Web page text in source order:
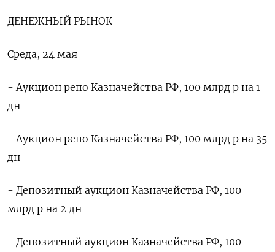
ДЕНЕЖНЫЙ РЫНОК
Среда, 24 мая
- Аукцион репо Казначейства РФ, 100 млрд р на 1
дн
- Аукцион репо Казначейства РФ, 100 млрд р на 35
дн
- Депозитный аукцион Казначейства РФ, 100
млрд р на 2 дн
- Депозитный аукцион Казначейства РФ, 100